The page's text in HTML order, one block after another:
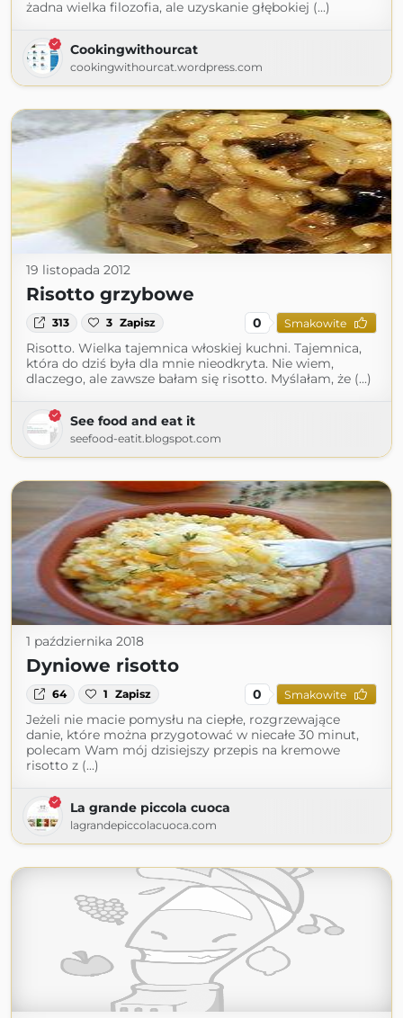
żadna wielka filozofia, ale uzyskanie głębokiej (...)
Cookingwithourcat
cookingwithourcat.wordpress.com
19 listopada 2012
Risotto grzybowe
313 3 Zapisz 0 Smakowite
Risotto. Wielka tajemnica włoskiej kuchni. Tajemnica,
która do dziś była dla mnie nieodkryta. Nie wiem,
dlaczego, ale zawsze bałam się risotto. Myślałam, że (...)
See food and eat it
seefood-eatit.blogspot.com
1 października 2018
Dyniowe risotto
64 1 Zapisz 0 Smakowite
Jeżeli nie macie pomysłu na ciepłe, rozgrzewające
danie, które można przygotować w niecałe 30 minut,
polecam Wam mój dzisiejszy przepis na kremowe
risotto z (...)
La grande piccola cuoca
lagrandepiccolacuoca.com